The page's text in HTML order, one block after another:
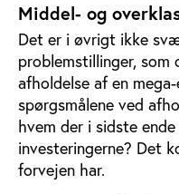
Middel- og
Det er i øvrigt ikke
problemstillinger, som
afholdelse af en
spørgsmålene ved
hvem der i sidste
investeringerne? Det
forvejen har.